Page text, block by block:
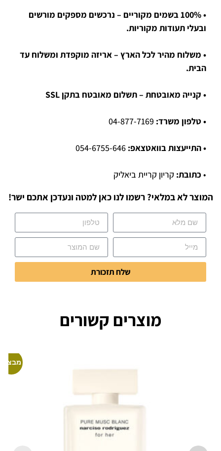
• 100% בשמים מקוריים – נרכשים מספקים מורשים
ובעלי תעודות מקוריות.
• משלוח מהיר לכל הארץ – אריזה מוקפדת ומשלוח עד
הבית.
• קנייה מאובטחת – תשלום מאובטח בתקן SSL
• טלפון משרד:
• התייעצות בוואטצאפ:
• כתובת: קריון קריית ביאליק
המוצר לא במלאי? רשמו לנו כאן למטה ונעדכן אתכם ישר!
שלח תזכורת
מוצרים קשורים
מבצע!